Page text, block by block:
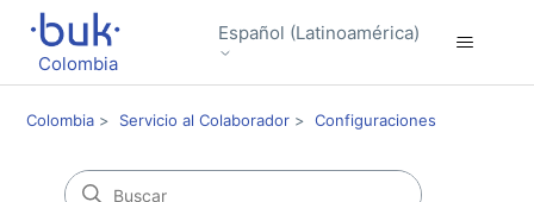
Colombia
Español (Latinoamérica)
Colombia Servicio al Colaborador Configuraciones